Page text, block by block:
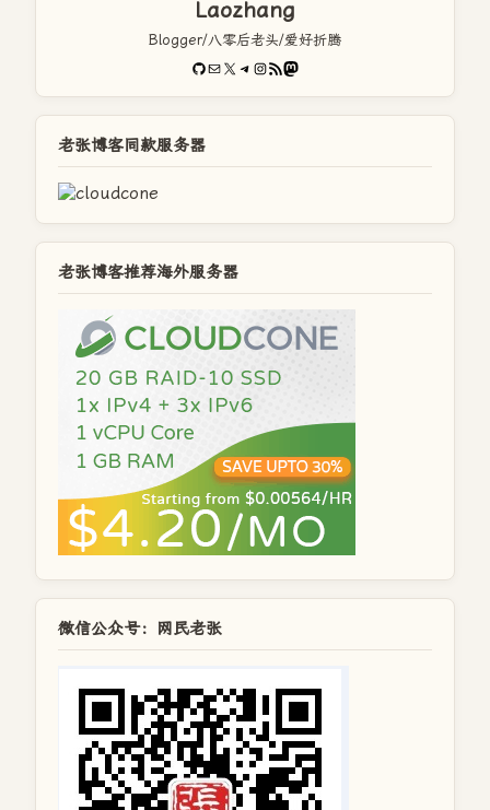
Laozhang
Blogger/八零后老头/爱好折腾
GitHub
电子邮件X Telegram
Instagram
RSS FeedMastodon
老张博客同款服务器
老张博客推荐海外服务器
微信公众号：网民老张